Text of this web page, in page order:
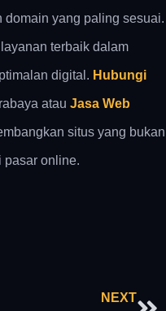
domain yang paling sesuai.
terbaik dalam
digital. Hubungi
atau Jasa Web
situs yang bukan
pasar online.
NEXT